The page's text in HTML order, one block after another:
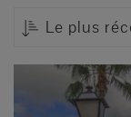
Le plus